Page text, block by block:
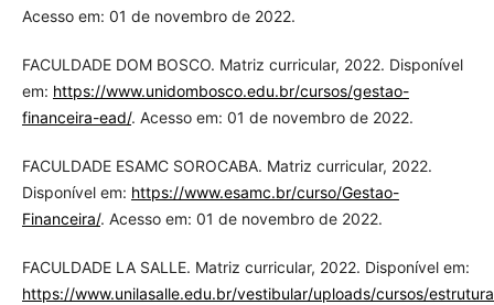
Acesso em: 01 de novembro de 2022.
FACULDADE DOM BOSCO. Matriz curricular, 2022. Disponível
em: https://www.unidombosco.edu.br/cursos/gestao-
financeira-ead/. Acesso em: 01 de novembro de 2022.
FACULDADE ESAMC SOROCABA. Matriz curricular, 2022.
Disponível em: https://www.esamc.br/curso/Gestao-
Financeira/. Acesso em: 01 de novembro de 2022.
FACULDADE LA SALLE. Matriz curricular, 2022. Disponível em:
https://www.unilasalle.edu.br/vestibular/uploads/cursos/